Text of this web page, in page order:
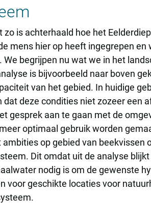
is achterhaald hoe het
mens hier op heeft ingegrepen
begrijpen nu wat we in het
is bijvoorbeeld naar boven
van het gebied. In huidige
deze condities niet zozeer een
gesprek aan te gaan met de
optimaal gebruik worden
op gebied van
Dit omdat uit de analyse
nodig is om de gewenste
voor geschikte locaties voor